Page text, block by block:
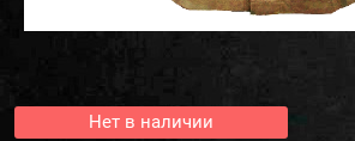
Нет в наличии